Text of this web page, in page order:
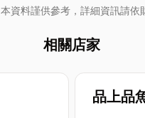
本資料謹供參考，詳細資訊請依
相關店家
品上品